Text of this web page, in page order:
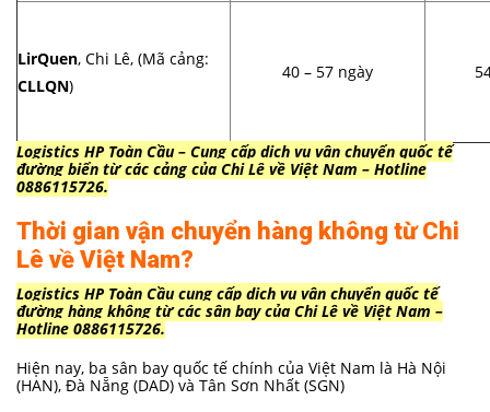
LirQuen, Chi Lê, (Mã cảng:
CLLQN)
40 – 57 ngày
Logistics HP Toàn Cầu – Cung cấp dịch vụ vận chuyển quốc tế
đường biển từ các cảng của Chi Lê về Việt Nam – Hotline
0886115726.
Thời gian vận chuyển hàng không từ Chi
Lê về Việt Nam?
Logistics HP Toàn Cầu cung cấp dịch vụ vận chuyển quốc tế
đường hàng không từ các sân bay của Chi Lê về Việt Nam –
Hotline 0886115726.
Hiện nay, ba sân bay quốc tế chính của Việt Nam là Hà Nội
(HAN), Đà Nẵng (DAD) và Tân Sơn Nhất (SGN)